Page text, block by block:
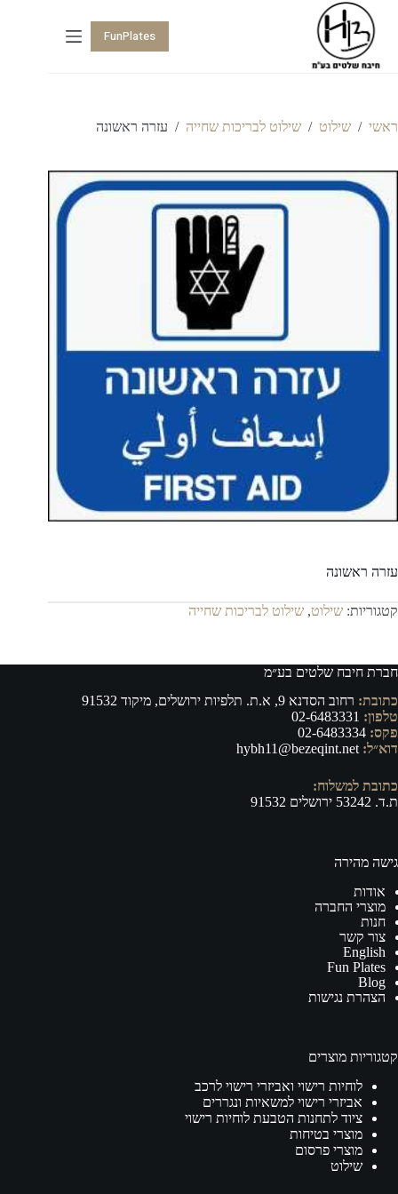
FunPlates
ראשי / שילוט / שילוט לבריכות שחייה / עזרה ראשונה
עזרה ראשונה
קטגוריות: שילוט, שילוט לבריכות שחייה
חברת חיבח שלטים בע״מ
כתובת: רחוב הסדנא 9, א.ת. תלפיות ירושלים, מיקוד 91532
טלפון: 02-6483331
פקס:
דוא״ל: hybh11@bezeqint.net
כתובת למשלוח:
ת.ד. 53242 ירושלים 91532
גישה מהירה
אודות
מוצרי החברה
חנות
צור קשר
English
Fun Plates
Blog
הצהרת נגישות
קטגוריות מוצרים
לוחיות רישוי ואביזרי רישוי לרכב
אביזרי רישוי למשאיות ונגררים
ציוד לתחנות הטבעת לוחיות רישוי
מוצרי בטיחות
מוצרי פרסום
שילוט